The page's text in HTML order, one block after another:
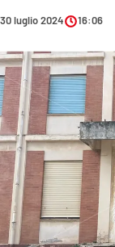
AMBIENTE
SOCIETÀ
CULTURA
ECONOMIA E
EVENTI
SPORT
Streaming
30 luglio 2024 16:06